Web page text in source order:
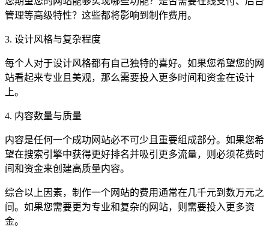
管理等高级特性？这些都将影响到制作费用。
3. 设计风格与复杂程度
每个人对于设计风格都有自己独特的喜好。如果您希望您的网
站看起来专业且美观，那么需要投入更多时间和资金在设计
上。
4. 内容数量与质量
内容是任何一个成功网站必不可少且重要组成部分。如果您希
望在搜索引擎中获得更好排名并吸引更多流量，则必须花费时
间和资金来创建高质量内容。
综合以上因素，制作一个网站的费用通常在几千元到数万元之
间。如果您需要更为专业和复杂的网站，则需要投入更多资
金。